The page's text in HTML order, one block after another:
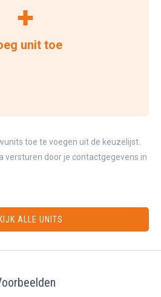
unit toe
toe te voegen uit de keuzelijst.
versturen door je contactgegevens in
ALLE UNITS